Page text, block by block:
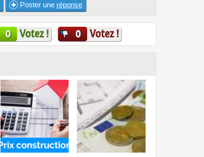
Poster une réponse
0 Votez ! 0 Votez !